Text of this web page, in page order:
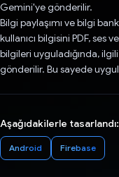
Gemini'ye gönderilir.
Bilgi paylaşımı ve bilgi
kullanıcı bilgisini PDF, ses
bilgileri uyguladığında,
gönderilir. Bu sayede
Aşağıdakilerle tasarlandı:
Android Firebase